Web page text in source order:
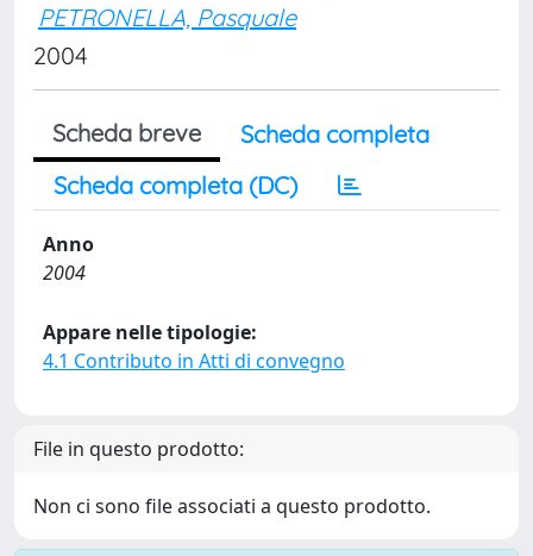
PETRONELLA, Pasquale
2004
Scheda breve
Scheda completa
Scheda completa (DC)
Anno
2004
Appare nelle tipologie:
4.1 Contributo in Atti di convegno
File in questo prodotto:
Non ci sono file associati a questo prodotto.